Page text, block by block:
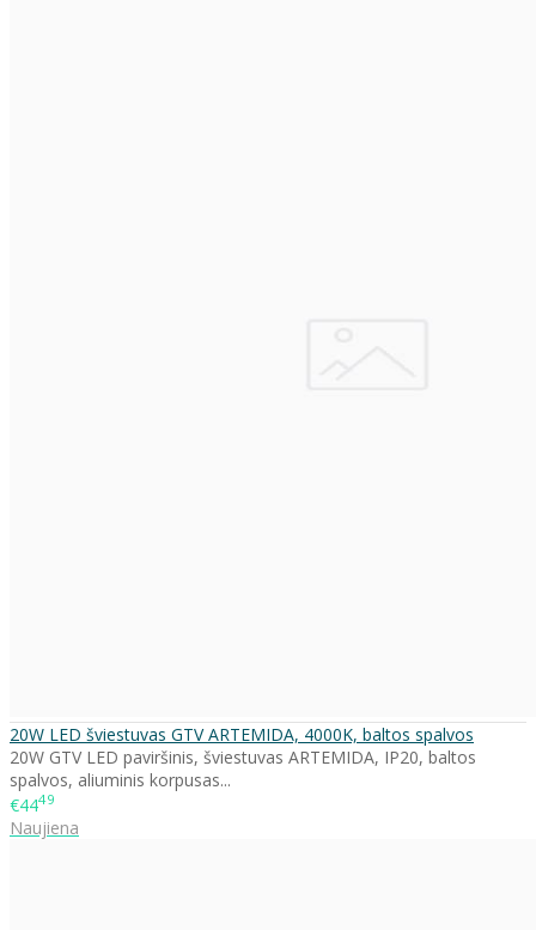
20W LED šviestuvas GTV ARTEMIDA, 4000K, baltos spalvos
20W GTV LED paviršinis, šviestuvas ARTEMIDA, IP20, baltos
spalvos, aliuminis korpusas...
€4449
Naujiena